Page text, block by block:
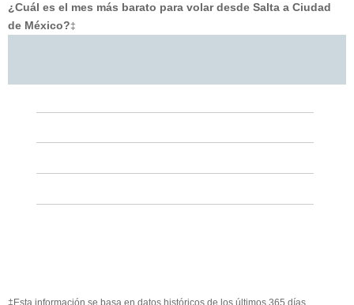
¿Cuál es el mes más barato para volar desde Salta a Ciudad
de México?‡